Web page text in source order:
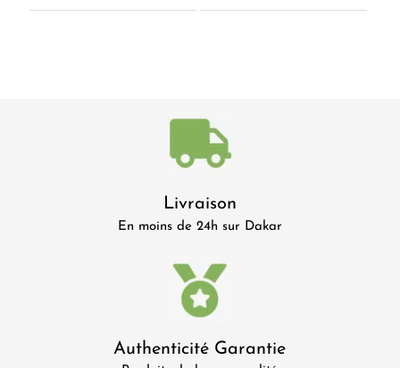
Livraison
En moins de 24h sur Dakar
Authenticité Garantie